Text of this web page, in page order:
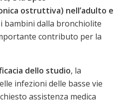
ostruttiva) nell’adulto e
bambini dalla bronchiolite
contributo per la
dello studio, la
infezioni delle basse vie
assistenza medica